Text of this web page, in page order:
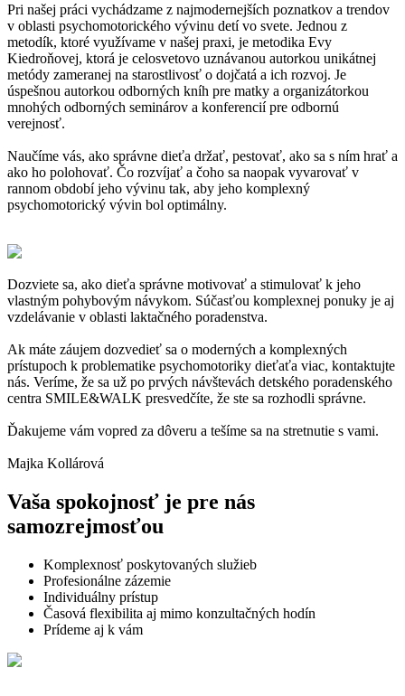
Pri našej práci vychádzame z najmodernejších poznatkov a trendov
v oblasti psychomotorického vývinu detí vo svete. Jednou z
metodík, ktoré využívame v našej praxi, je metodika Evy
Kiedroňovej, ktorá je celosvetovo uznávanou autorkou unikátnej
metódy zameranej na starostlivosť o dojčatá a ich rozvoj. Je
úspešnou autorkou odborných kníh pre matky a organizátorkou
mnohých odborných seminárov a konferencií pre odbornú
verejnosť.
Naučíme vás, ako správne dieťa držať, pestovať, ako sa s ním hrať a
ako ho polohovať. Čo rozvíjať a čoho sa naopak vyvarovať v
rannom období jeho vývinu tak, aby jeho komplexný
psychomotorický vývin bol optimálny.
Dozviete sa, ako dieťa správne motivovať a stimulovať k jeho
vlastným pohybovým návykom. Súčasťou komplexnej ponuky je aj
vzdelávanie v oblasti laktačného poradenstva.
Ak máte záujem dozvedieť sa o moderných a komplexných
prístupoch k problematike psychomotoriky dieťaťa viac, kontaktujte
nás. Veríme, že sa už po prvých návštevách detského poradenského
centra SMILE&WALK presvedčíte, že ste sa rozhodli správne.
Ďakujeme vám vopred za dôveru a tešíme sa na stretnutie s vami.
Majka Kollárová
Vaša spokojnosť je pre nás
samozrejmosťou
Komplexnosť poskytovaných služieb
Profesionálne zázemie
Individuálny prístup
Časová flexibilita aj mimo konzultačných hodín
Prídeme aj k vám